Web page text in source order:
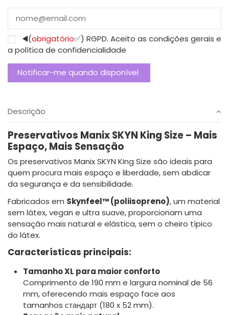
◀️(obrigatório✅) RGPD. Aceito as condições gerais e
a política de confidencialidade
Descrição
Preservativos Manix SKYN King Size – Mais
Espaço, Mais Sensação
Os preservativos Manix SKYN King Size são ideais para
quem procura mais espaço e liberdade, sem abdicar
da segurança e da sensibilidade.
Fabricados em Skynfeel™ (poliisopreno), um material
sem látex, vegan e ultra suave, proporcionam uma
sensação mais natural e elástica, sem o cheiro típico
do látex.
Características principais:
Tamanho XL para maior conforto
Comprimento de 190 mm e largura nominal de 56
mm, oferecendo mais espaço face aos
tamanhos стандарт (180 x 52 mm).